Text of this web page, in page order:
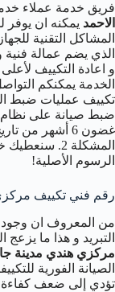
فريق خدمة عملاء
الاحمد يمكنه ان يوفر
المشاكل التقنية
الذي يضم عمالة فنية
و اعادة التكييف
الخدمة يمكنكم
تكييف عمليات ضبط
ضبط صيانة على نظام
المشكلة 2.
الرسوم الأصلية!
رقم فني تكييف
من المعروف ان وجود
التبريد و هذا ما
مركزي هندي مدينة
الصيانة الفورية
تؤدي إلى ضعف كفاءة